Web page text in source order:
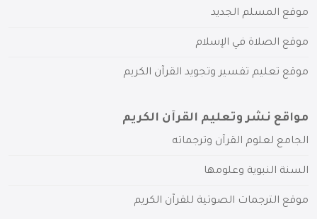
موقع المسلم الجديد
موقع الصلاة في الإسلام
موقع تعليم تفسير وتجويد القرآن الكريم
مواقع نشر وتعليم القرآن الكريم
الجامع لعلوم القرآن وترجماته
السنة النبوية وعلومها
موقع الترجمات الصوتية للقرآن الكريم